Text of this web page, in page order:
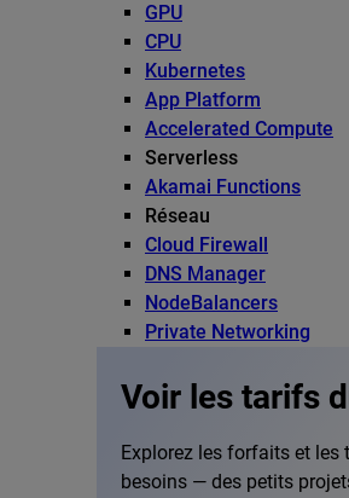
GPU
CPU
Kubernetes
App Platform
Accelerated Compute
Serverless
Akamai Functions
Réseau
Cloud Firewall
DNS Manager
NodeBalancers
Private Networking
Voir les tarifs
Explorez les forfaits et
besoins — des petits